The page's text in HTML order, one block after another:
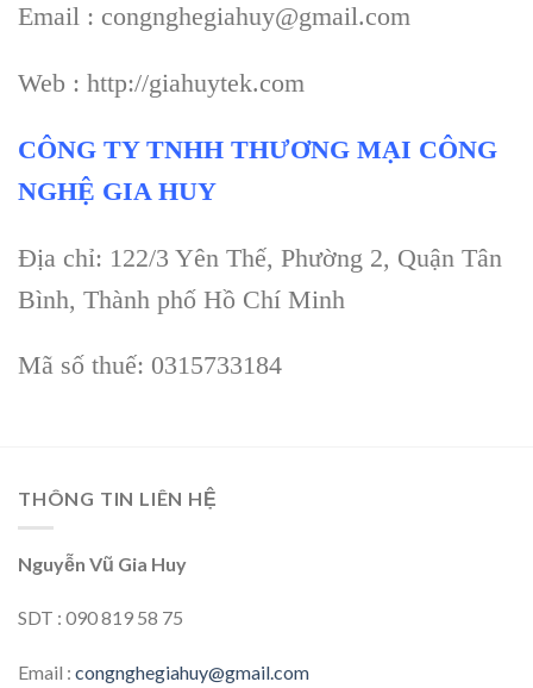
Email : congnghegiahuy@gmail.com
Web : http://giahuytek.com
CÔNG TY TNHH THƯƠNG MẠI CÔNG
NGHỆ GIA HUY
Địa chỉ: 122/3 Yên Thế, Phường 2, Quận Tân
Bình, Thành phố Hồ Chí Minh
Mã số thuế: 0315733184
THÔNG TIN LIÊN HỆ
Nguyễn Vũ Gia Huy
SDT : 090 819 58 75
Email : congnghegiahuy@gmail.com